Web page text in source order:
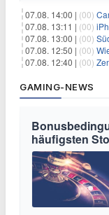
07.08. 14:00 | (00)
07.08. 13:11 | (00)
07.08. 13:00 | (00)
07.08. 12:50 | (00)
07.08. 12:40 | (00)
GAMING-NEWS
häufigsten